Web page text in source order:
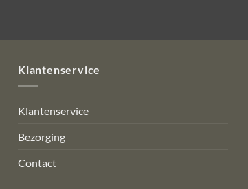
Klantenservice
Klantenservice
Bezorging
Contact